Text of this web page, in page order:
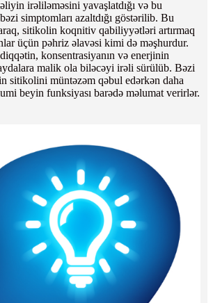
irəliləməsini yavaşlatdığı və bu
simptomları azaltdığı göstərilib. Bu
sitikolin koqnitiv qabiliyyətləri artırmaq
üçün pəhriz əlavəsi kimi də məşhurdur.
konsentrasiyanın və enerjinin
malik ola biləcəyi irəli sürülüb. Bəzi
sitikolini müntəzəm qəbul edərkən daha
beyin funksiyası barədə məlumat verirlər.